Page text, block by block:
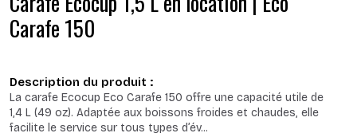
Carafe 150
Description du produit :
La carafe Ecocup Eco Carafe 150 offre une capacité utile de
1,4 L (49 oz). Adaptée aux boissons froides et chaudes, elle
facilite le service sur tous types d’év...